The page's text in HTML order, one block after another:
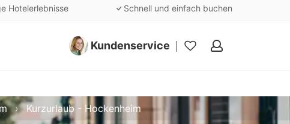
Hotelerlebnisse Schnell und einfach buchen
Kundenservice
Meine
Kurzurlaub - Hockenheim